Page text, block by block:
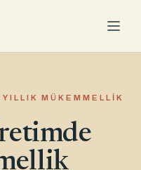
MÜKEMMELLIK